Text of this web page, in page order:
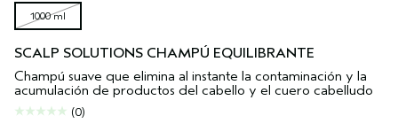
1000 ml
SCALP SOLUTIONS CHAMPÚ EQUILIBRANTE
Champú suave que elimina al instante la contaminación y la
acumulación de productos del cabello y el cuero cabelludo
(0)